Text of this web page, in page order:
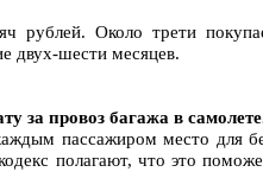
Около трети
двух-шести месяцев.
за провоз багажа в
пассажиром место для
полагают, что это